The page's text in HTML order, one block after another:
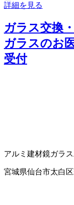
詳細を見る
ガラス交換
ガラスのお
受付
アルミ建材鏡ガラ
宮城県仙台市太白